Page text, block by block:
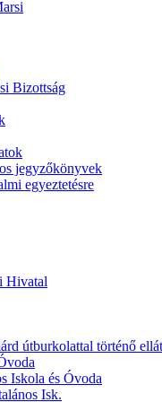
Bizottság
jegyzőkönyvek
egyeztetésre
Hivatal
útburkolattal történő
Iskola és Óvoda
Isk.